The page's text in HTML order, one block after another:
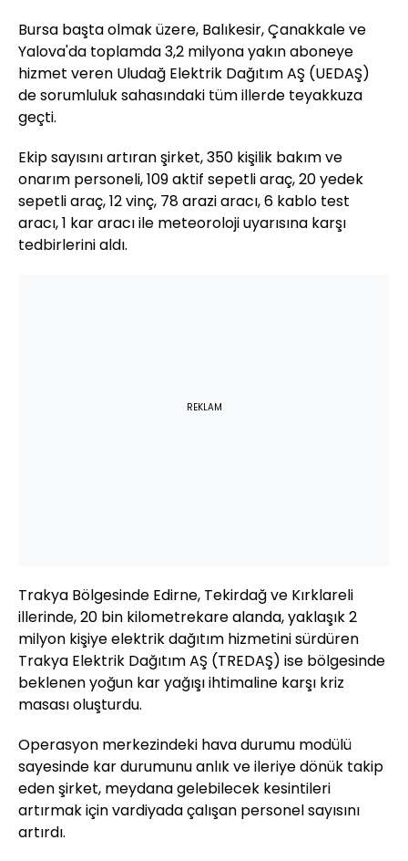
Bursa başta olmak üzere, Balıkesir, Çanakkale ve
Yalova'da toplamda 3,2 milyona yakın aboneye
hizmet veren Uludağ Elektrik Dağıtım AŞ (UEDAŞ)
de sorumluluk sahasındaki tüm illerde teyakkuza
geçti.
Ekip sayısını artıran şirket, 350 kişilik bakım ve
onarım personeli, 109 aktif sepetli araç, 20 yedek
sepetli araç, 12 vinç, 78 arazi aracı, 6 kablo test
aracı, 1 kar aracı ile meteoroloji uyarısına karşı
tedbirlerini aldı.
REKLAM
Trakya Bölgesinde Edirne, Tekirdağ ve Kırklareli
illerinde, 20 bin kilometrekare alanda, yaklaşık 2
milyon kişiye elektrik dağıtım hizmetini sürdüren
Trakya Elektrik Dağıtım AŞ (TREDAŞ) ise bölgesinde
beklenen yoğun kar yağışı ihtimaline karşı kriz
masası oluşturdu.
Operasyon merkezindeki hava durumu modülü
sayesinde kar durumunu anlık ve ileriye dönük takip
eden şirket, meydana gelebilecek kesintileri
artırmak için vardiyada çalışan personel sayısını
artırdı.